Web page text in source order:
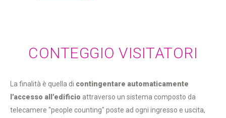
CONTEGGIO VISITATORI
La finalità è quella di contingentare automaticamente
l'accesso all'edificio attraverso un sistema composto da
telecamere "people counting" poste ad ogni ingresso e uscita,